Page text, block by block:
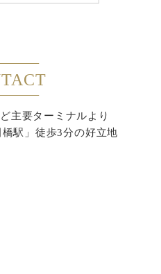
主要ターミナルより
駅」徒歩3分の好立地